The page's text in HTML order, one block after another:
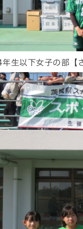
年生以下女子の部【